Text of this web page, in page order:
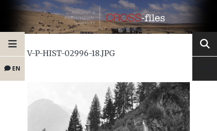
EN
V-P-HIST-02996-18.JPG